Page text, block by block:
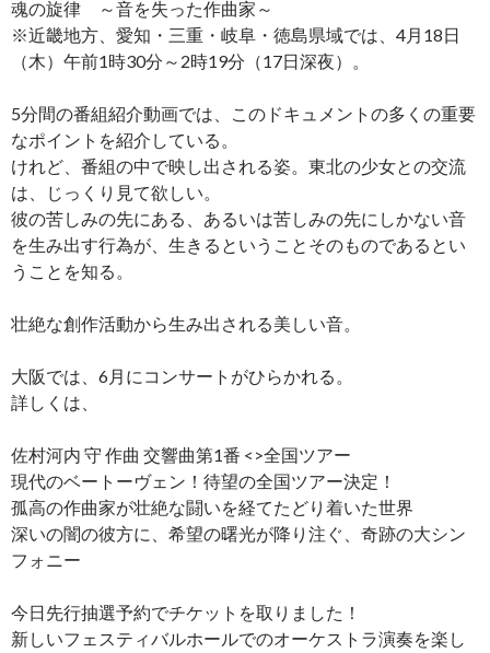
魂の旋律 ～音を失った作曲家～
※近畿地方、愛知・三重・岐阜・徳島県域では、4月18日
（木）午前1時30分～2時19分（17日深夜）。
5分間の番組紹介動画では、このドキュメントの多くの重要
なポイントを紹介している。
けれど、番組の中で映し出される姿。東北の少女との交流
は、じっくり見て欲しい。
彼の苦しみの先にある、あるいは苦しみの先にしかない音
を生み出す行為が、生きるということそのものであるとい
うことを知る。
壮絶な創作活動から生み出される美しい音。
大阪では、6月にコンサートがひらかれる。
詳しくは、
佐村河内 守 作曲 交響曲第1番 < >全国ツアー
現代のベートーヴェン！待望の全国ツアー決定！
孤高の作曲家が壮絶な闘いを経てたどり着いた世界
深いの闇の彼方に、希望の曙光が降り注ぐ、奇跡の大シン
フォニー
今日先行抽選予約でチケットを取りました！
新しいフェスティバルホールでのオーケストラ演奏を楽し